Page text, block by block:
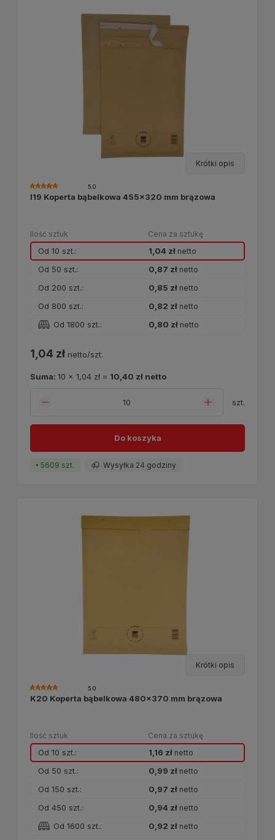
Krótki opis
I19 Koperta bąbelkowa 455x320 mm brązowa
5.0
Ilość sztuk Cena za sztukę
Od 10 szt.: 1,04 złnetto
Od 50 szt.: 0,87 złnetto
Od 200 szt.: 0,85 złnetto
Od 800 szt.: 0,82 złnetto
Od 1800 szt.: 0,80 złnetto
1,04 zł netto/szt.
szt.
Do koszyka
Suma: 10 x 1,04 zł = 10,40 zł netto
5609 szt. Wysyłka 24 godziny
Krótki opis
K20 Koperta bąbelkowa 480x370 mm brązowa
5.0
Ilość sztuk Cena za sztukę
Od 10 szt.: 1,16 złnetto
Od 50 szt.: 0,99 złnetto
Od 150 szt.: 0,97 złnetto
Od 450 szt.: 0,94 złnetto
Od 1600 szt.: 0,92 złnetto